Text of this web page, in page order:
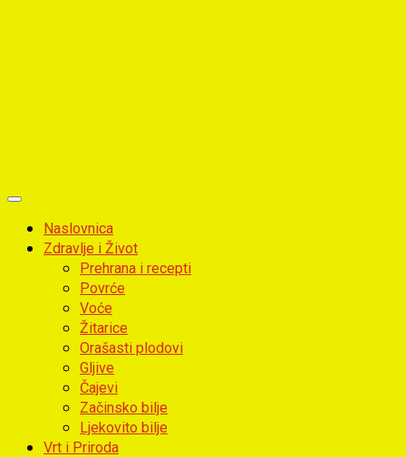
Primary
MenuNaslovnica
Zdravlje i Život
Prehrana i recepti
Povrće
Voće
Žitarice
Orašasti plodovi
Gljive
Čajevi
Začinsko bilje
Ljekovito bilje
Vrt i Priroda